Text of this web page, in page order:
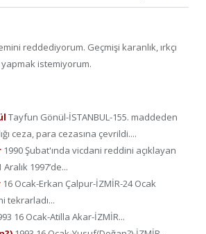
reddediyorum. Geçmişi karanlık, ırkçı
istemiyorum.
Tayfun Gönül-İSTANBUL-155. maddeden
ceza, para cezasına çevrildi....
1990 Şubat'ında vicdani reddini açıklayan
1997’de...
16 Ocak-Erkan Çalpur-İZMİR-24 Ocak
tekrarladı...
16 Ocak-Atilla Akar-İZMİR...